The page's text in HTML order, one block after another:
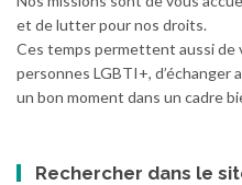
et de lutter pour nos droits.
Ces temps permettent aussi de
personnes LGBTI+, d’échanger
un bon moment dans un cadre
Rechercher dans le